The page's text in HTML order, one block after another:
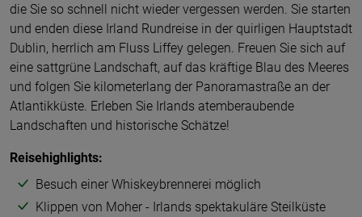
die Sie so schnell nicht wieder vergessen werden. Sie starten
und enden diese Irland Rundreise in der quirligen Hauptstadt
Dublin, herrlich am Fluss Liffey gelegen. Freuen Sie sich auf
eine sattgrüne Landschaft, auf das kräftige Blau des Meeres
und folgen Sie kilometerlang der Panoramastraße an der
Atlantikküste. Erleben Sie Irlands atemberaubende
Landschaften und historische Schätze!
Reisehighlights:
Besuch einer Whiskeybrennerei möglich
Klippen von Moher - Irlands spektakuläre Steilküste